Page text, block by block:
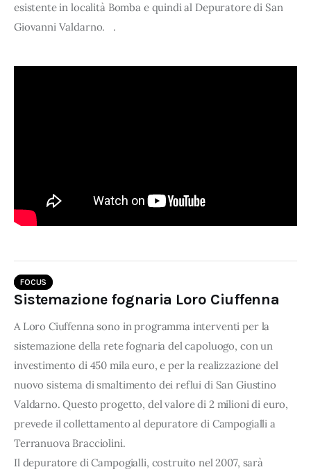
esistente in località Bomba e quindi al Depuratore di San
Giovanni Valdarno. .
FOCUS
Sistemazione fognaria Loro Ciuffenna
A Loro Ciuffenna sono in programma interventi per la
sistemazione della rete fognaria del capoluogo, con un
investimento di 450 mila euro, e per la realizzazione del
nuovo sistema di smaltimento dei reflui di San Giustino
Valdarno. Questo progetto, del valore di 2 milioni di euro,
prevede il collettamento al depuratore di Campogialli a
Terranuova Bracciolini.
Il depuratore di Campogialli, costruito nel 2007, sarà